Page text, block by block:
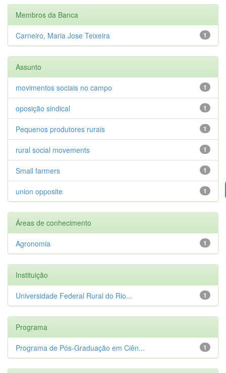
Membros da Banca
1
Carneiro, Maria Jose Teixeira
Assunto
1
movimentos sociais no campo
1
oposição sindical
1
Pequenos produtores rurais
1
rural social movements
1
Small farmers
1
union opposite
Áreas de conhecimento
1
Agronomia
Instituição
1
Universidade Federal Rural do Rio...
Programa
1
Programa de Pós-Graduação em Ciên...